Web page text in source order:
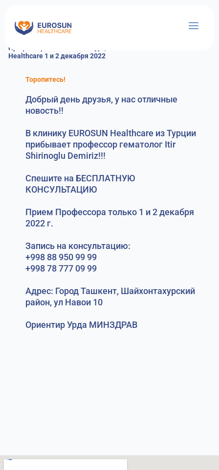
содержимому
Профессор гематолог из Турции в клинике Eurosun
Healthcare 1 и 2 декабря 2022
Торопитесь!
Добрый день друзья, у нас отличные
новость!!
В клинику EUROSUN Healthcare из Турции
прибывает профессор гематолог Itir
Shirinoglu Demiriz!!!
Спешите на БЕСПЛАТНУЮ
КОНСУЛЬТАЦИЮ
Прием Профессора только 1 и 2 декабря
2022 г.
Запись на консультацию:
+998 88 950 99 99
+998 78 777 09 99
Адрес: Город Ташкент, Шайхонтахурский
район, ул Навои 10
Ориентир Урда МИНЗДРАВ